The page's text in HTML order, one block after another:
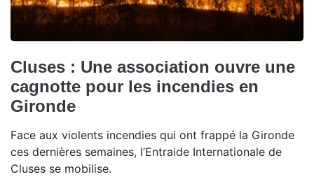
Cluses : Une association ouvre une
cagnotte pour les incendies en
Gironde
Face aux violents incendies qui ont frappé la Gironde
ces dernières semaines, l’Entraide Internationale de
Cluses se mobilise.